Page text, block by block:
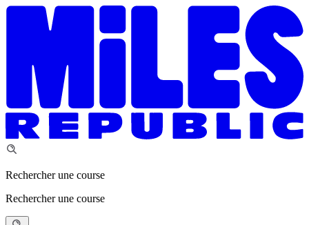
Rechercher une course
Rechercher une course